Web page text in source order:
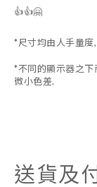
👍👍🤗
*尺寸均由人手量
*不同的顯示器之
微小色差.
送貨及